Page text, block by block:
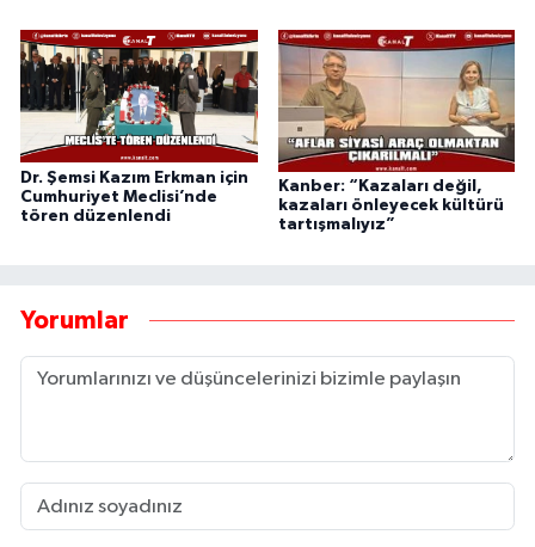
Dr. Şemsi Kazım Erkman için
Cumhuriyet Meclisi’nde
tören düzenlendi
Kanber: “Kazaları değil,
kazaları önleyecek kültürü
tartışmalıyız”
Yorumlar